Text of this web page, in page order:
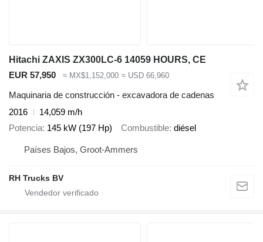
Hitachi ZAXIS ZX300LC-6 14059 HOURS, CE
EUR 57,950
≈ MX$1,152,000 ≈ USD 66,960
Maquinaria de construcción - excavadora de cadenas
2016
14,059 m/h
Potencia 145 kW (197 Hp) Combustible diésel
Países Bajos, Groot-Ammers
RH Trucks BV